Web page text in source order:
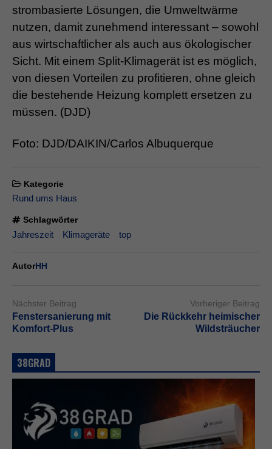
strombasierte Lösungen, die Umweltwärme
nutzen, damit zunehmend interessant – sowohl
aus wirtschaftlicher als auch aus ökologischer
Sicht. Mit einem Split-Klimagerät ist es möglich,
von diesen Vorteilen zu profitieren, ohne gleich
die bestehende Heizung komplett ersetzen zu
müssen. (DJD)
Foto: DJD/DAIKIN/Carlos Albuquerque
Kategorie
Rund ums Haus
Schlagwörter
Jahreszeit Klimageräte top
AutorHH
Nächster Beitrag
Fenstersanierung mit
Komfort-Plus
Vorheriger Beitrag
Die Rückkehr heimischer
Wildsträucher
38GRAD